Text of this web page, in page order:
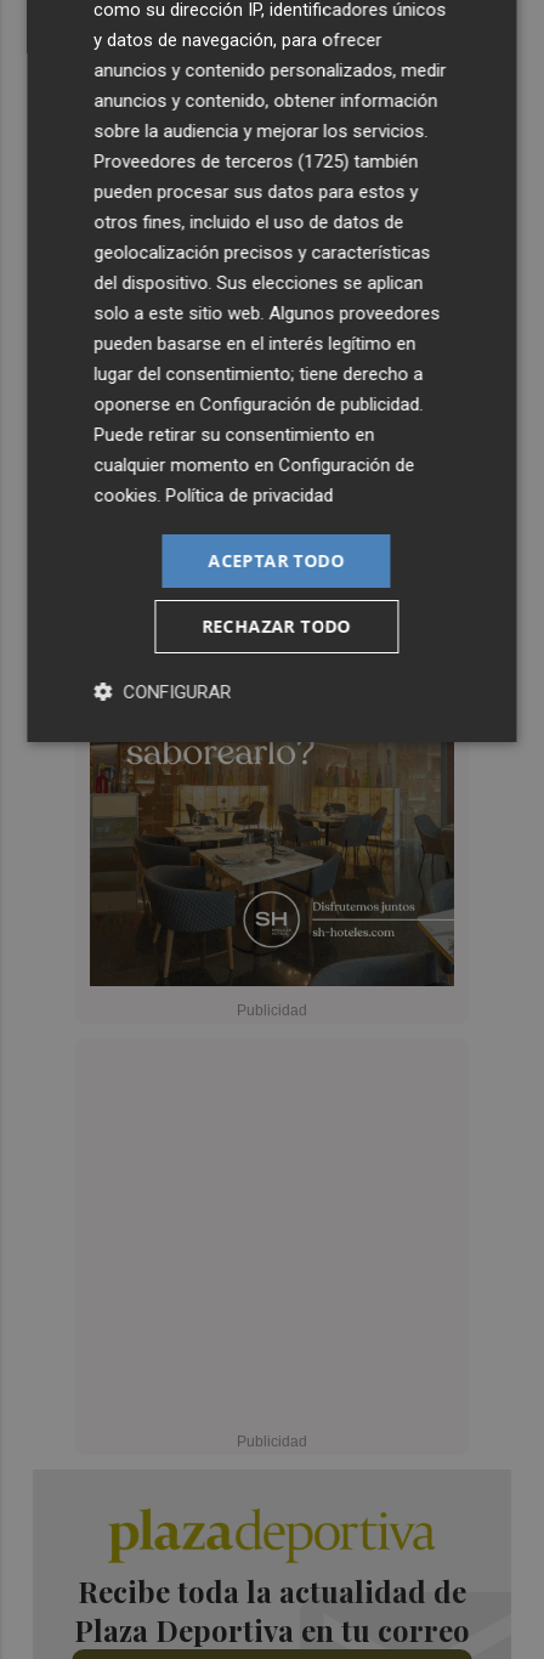
Recibe toda la actualidad de
Plaza Deportiva en tu correo
como su dirección IP, identificadores únicos
y datos de navegación, para ofrecer
anuncios y contenido personalizados, medir
anuncios y contenido, obtener información
sobre la audiencia y mejorar los servicios.
Proveedores de terceros (1725) también
pueden procesar sus datos para estos y
otros fines, incluido el uso de datos de
geolocalización precisos y características
del dispositivo. Sus elecciones se aplican
solo a este sitio web. Algunos proveedores
pueden basarse en el interés legítimo en
lugar del consentimiento; tiene derecho a
oponerse enConfiguración de publicidad.
Puede retirar su consentimiento en
cualquier momento enConfiguración de
cookies.Política de privacidad
ACEPTAR TODO
RECHAZAR TODO
CONFIGURAR